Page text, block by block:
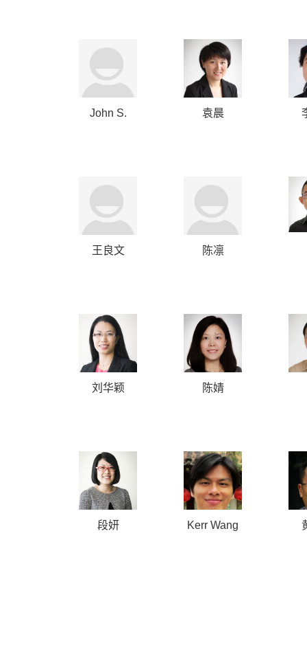
John S. 袁晨
王良文 陈凛
刘华颖 陈婧
段妍 Kerr Wang